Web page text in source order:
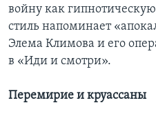
войну как
стиль напоминает
Элема Климова и его
в «Иди и смотри».
Перемирие и круассаны